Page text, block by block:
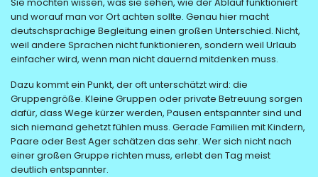
und worauf man vor Ort achten sollte. Genau hier macht
deutschsprachige Begleitung einen großen Unterschied. Nicht,
weil andere Sprachen nicht funktionieren, sondern weil Urlaub
einfacher wird, wenn man nicht dauernd mitdenken muss.
Dazu kommt ein Punkt, der oft unterschätzt wird: die
Gruppengröße. Kleine Gruppen oder private Betreuung sorgen
dafür, dass Wege kürzer werden, Pausen entspannter sind und
sich niemand gehetzt fühlen muss. Gerade Familien mit Kindern,
Paare oder Best Ager schätzen das sehr. Wer sich nicht nach
einer großen Gruppe richten muss, erlebt den Tag meist
deutlich entspannter.